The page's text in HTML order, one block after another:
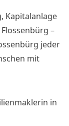
Kapitalanlage
–
jeder
mit
in